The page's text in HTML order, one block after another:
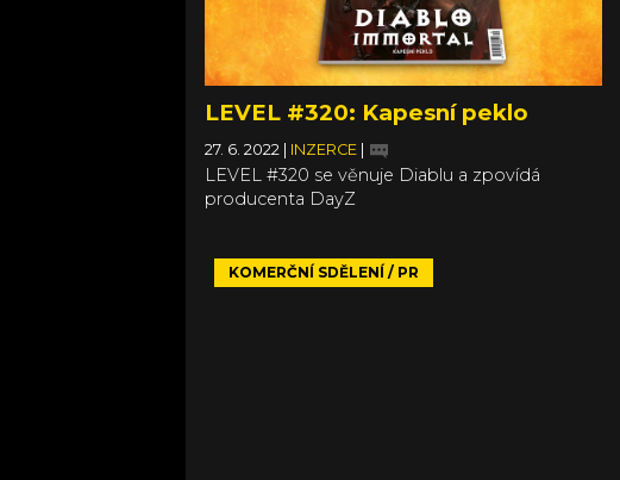
LEVEL #320: Kapesní peklo
27. 6. 2022 INZERCE
LEVEL #320 se věnuje Diablu a zpovídá
producenta DayZ
KOMERČNÍ SDĚLENÍ / PR